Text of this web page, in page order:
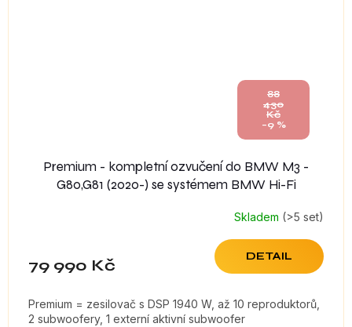
88
430
Kč
–9 %
Premium - kompletní ozvučení do BMW M3 -
G80,G81 (2020-) se systémem BMW Hi-Fi
Skladem (>5 set)
79 990 Kč DETAIL
Premium = zesilovač s DSP 1940 W, až 10 reproduktorů,
2 subwoofery, 1 externí aktivní subwoofer